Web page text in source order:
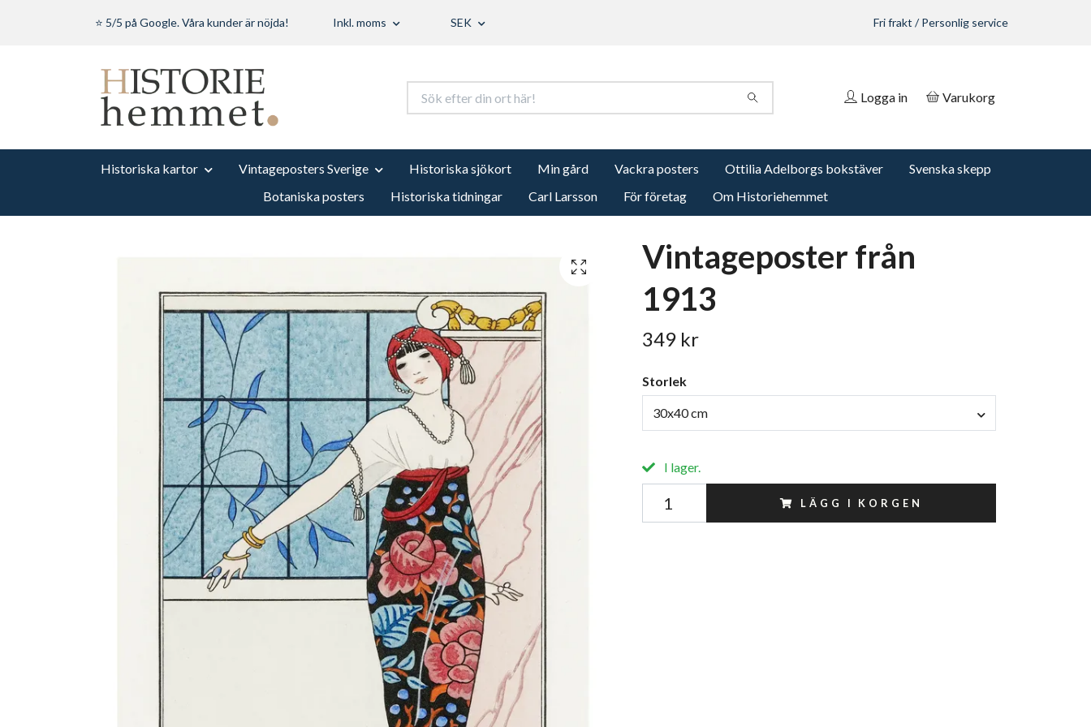
⭐ 5/5 på Google. Våra kunder är nöjda! Inkl. moms SEK Fri frakt / Personlig service
Logga in Varukorg
Historiska kartor Vintageposters Sverige Historiska sjökort Min gård Vackra posters Ottilia Adelborgs bokstäver
Svenska skepp
Botaniska posters
Historiska tidningar Carl Larsson För företag Om Historiehemmet
Vintageposter från
1913
349 kr
Storlek
30x40 cm
I lager.
LÄGG I KORGEN